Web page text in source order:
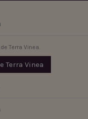
Terra Vinea.
Terra Vinea